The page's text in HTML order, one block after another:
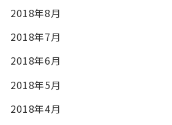
2018年8月
2018年7月
2018年6月
2018年5月
2018年4月